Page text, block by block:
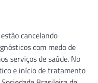
cancelando
com medo de
serviços de saúde. No
e início de tratamento